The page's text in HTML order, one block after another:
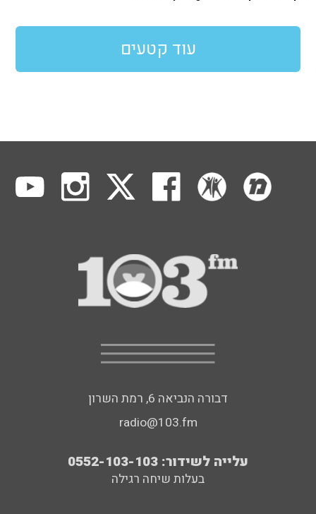
עוד קטעים
דבורה הנביאה 6, רמת השרון
radio@103.fm
עלייה לשידור: 0552-103-103
בעלות שיחה רגילה